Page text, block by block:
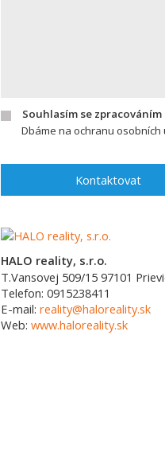
Souhlasím se
Dbáme na ochranu
Kontaktovat
HALO reality, s.r.o.
T.Vansovej 509/15 97101
Telefon: 0915238411
E-mail: reality@haloreality.sk
Web: www.haloreality.sk